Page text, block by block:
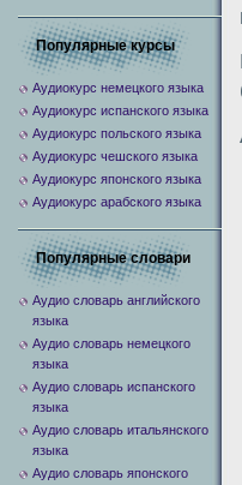
Популярные курсы
Аудиокурс немецкого языка
Аудиокурс испанского языка
Аудиокурс польского языка
Аудиокурс чешского языка
Аудиокурс японского языка
Аудиокурс арабского языка
Популярные словари
Аудио словарь английского
языка
Аудио словарь немецкого
языка
Аудио словарь испанского
языка
Аудио словарь итальянского
языка
Аудио словарь японского